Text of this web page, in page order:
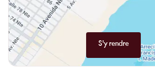
S'y rendre